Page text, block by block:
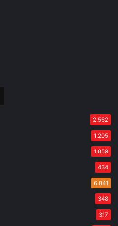
2.562
1.205
1.859
434
6.841
348
317